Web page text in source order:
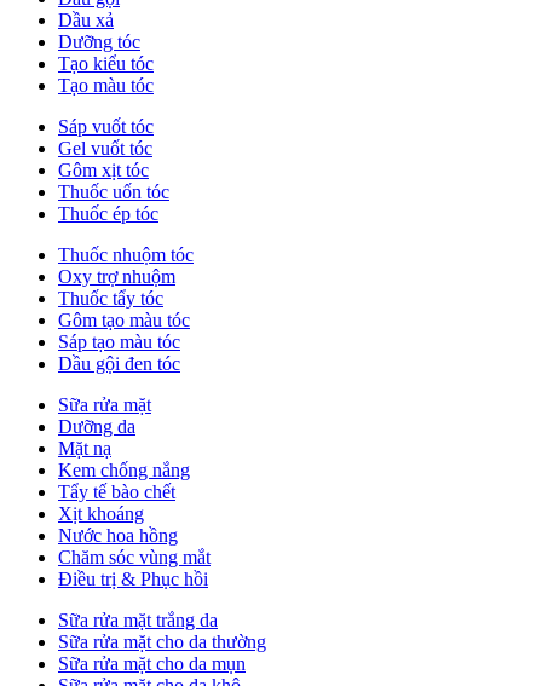
Dầu xả
Dưỡng tóc
Tạo kiểu tóc
Tạo màu tóc
Sáp vuốt tóc
Gel vuốt tóc
Gôm xịt tóc
Thuốc uốn tóc
Thuốc ép tóc
Thuốc nhuộm tóc
Oxy trợ nhuộm
Thuốc tẩy tóc
Gôm tạo màu tóc
Sáp tạo màu tóc
Dầu gội đen tóc
Sữa rửa mặt
Dưỡng da
Mặt nạ
Kem chống nắng
Tẩy tế bào chết
Xịt khoáng
Nước hoa hồng
Chăm sóc vùng mắt
Điều trị & Phục hồi
Sữa rửa mặt trắng da
Sữa rửa mặt cho da thường
Sữa rửa mặt cho da mụn